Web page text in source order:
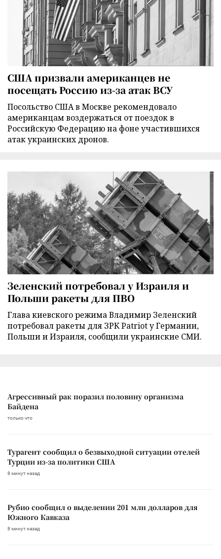
США призвали американцев не
посещать Россию из-за атак ВСУ
Посольство США в Москве рекомендовало
американцам воздержаться от поездок в
Российскую Федерацию на фоне участившихся
атак украинских дронов.
Зеленский потребовал у Израиля и
Польши ракеты для ПВО
Глава киевского режима Владимир Зеленский
потребовал ракеты для ЗРК Patriot у Германии,
Польши и Израиля, сообщили украинские СМИ.
Агрессивный рак поразил половину организма
Байдена
только что
Турагент сообщил о безвыходной ситуации отелей
Турции из-за политики США
8 минут назад
Рубио сообщил о выделении 201 млн долларов для
Южного Кавказа
8 минут назад